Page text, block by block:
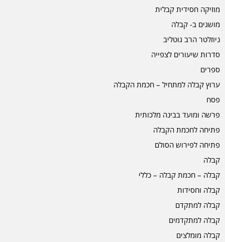
מוזיקה חסידית קבלית
מושגים ב- קבלה
ניוזלטר הרב גוטליב
סדרות שיעורים לצפייה
ספרים
ערוץ קבלה למתחיל – חכמת הקבלה
פסח
פרשה ומועד בבינה מלכותית
פתיחה לחכמת הקבלה
פתיחה לפירוש הסולם
קבלה
קבלה – חכמת קבלה – כללי
קבלה וחסידות
קבלה למתקדם
קבלה למתקדמים
קבלה מומלצים